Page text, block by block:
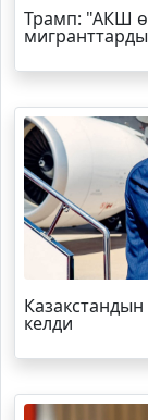
Трамп: "АКШ
келди